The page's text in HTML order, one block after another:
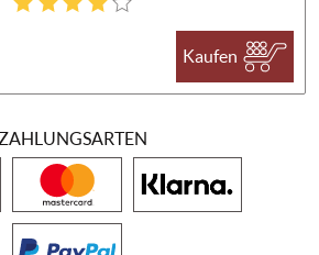
Kaufen
ZAHLUNGSARTEN